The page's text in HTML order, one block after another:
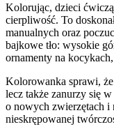
Kolorując, dzieci
cierpliwość. To
manualnych oraz
bajkowe tło: wysokie
ornamenty na
Kolorowanka sprawi,
lecz także zanurzy się
o nowych zwierzętach i
nieskrępowanej